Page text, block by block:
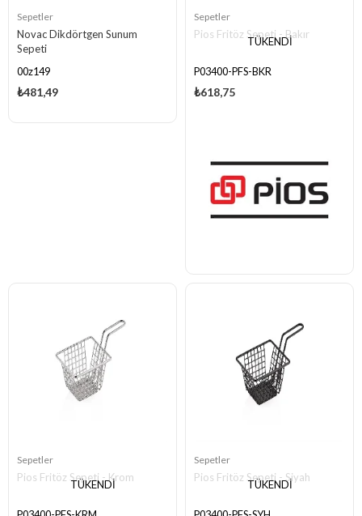
Sepetler
Novac Dikdörtgen Sunum
Sepeti
00z149
₺481,49
TÜKENDI
Sepetler
Pios Fritöz Sepeti - Bakır
P03400-PFS-BKR
₺618,75
TÜKENDI
Sepetler
Pios Fritöz Sepeti - Krom
TÜKENDI
Sepetler
Pios Fritöz Sepeti - Siyah